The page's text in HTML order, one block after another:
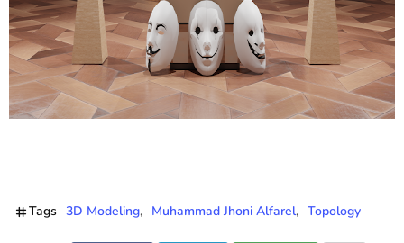
Tags 3D Modeling Muhammad Jhoni Alfarel Topology